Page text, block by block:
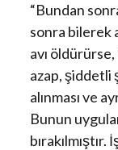
“Bundan
sonra bilerek
avı öldürürse,
azap, şiddetli
alınması ve
Bunun